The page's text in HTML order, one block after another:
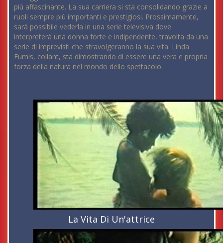
più affascinante. La sua carriera si sta consolidando grazie a
ruoli sempre più importanti e prestigiosi. Prossimamente,
sarà possibile vederla in una serie televisiva dove
interpreterà una donna forte e indipendente, travolta da una
serie di imprevisti che stravolgeranno la sua vita. Linda
Fumis, collant, sta dimostrando di essere una vera e propria
forza della natura nel mondo dello spettacolo.
La Vita Di Un'attrice